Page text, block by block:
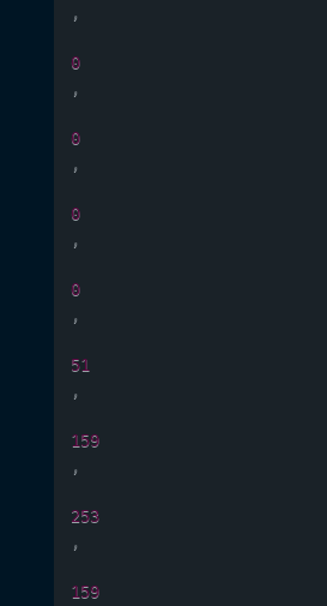
,
0
,
0
,
0
,
0
,
51
,
159
,
253
,
159